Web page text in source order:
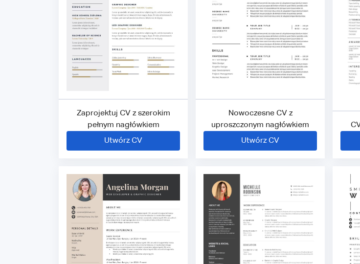
Zaprojektuj CV z szerokim
pełnym nagłówkiem
Utwórz CV
Nowoczesne CV z
uproszczonym nagłówkiem
Utwórz CV